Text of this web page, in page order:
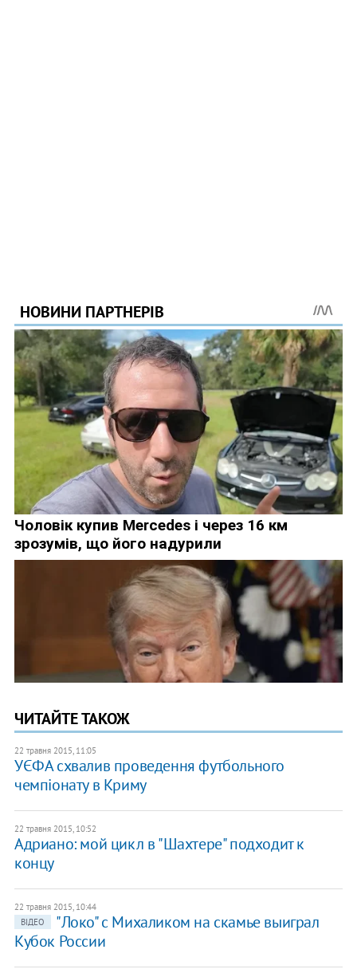
ЧИТАЙТЕ ТАКОЖ
22 травня 2015, 11:05
УЄФА схвалив проведення футбольного
чемпіонату в Криму
22 травня 2015, 10:52
Адриано: мой цикл в "Шахтере" подходит к
концу
22 травня 2015, 10:44
ВІДЕО
"Локо" с Михаликом на скамье выиграл
Кубок России